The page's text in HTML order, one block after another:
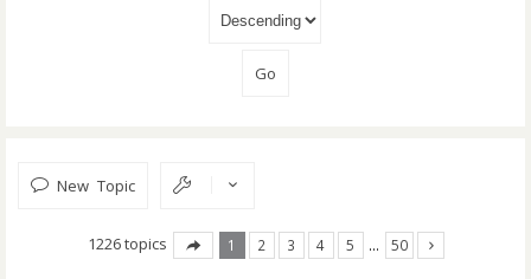
New Topic
1226 topics 1 2 3 4 5 … 50